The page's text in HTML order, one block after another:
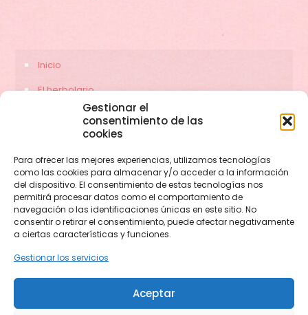
Gestionar el
consentimiento de las
cookies
Para ofrecer las mejores experiencias, utilizamos tecnologías
como las cookies para almacenar y/o acceder a la información
del dispositivo. El consentimiento de estas tecnologías nos
permitirá procesar datos como el comportamiento de
navegación o las identificaciones únicas en este sitio. No
consentir o retirar el consentimiento, puede afectar negativamente
a ciertas características y funciones.
Gestionar los servicios
Aceptar
Inicio
El herbolario
© 2026 herbolariocerezas.com. Todos los derechos
reservados.
Web diseñada porAragon Marketing